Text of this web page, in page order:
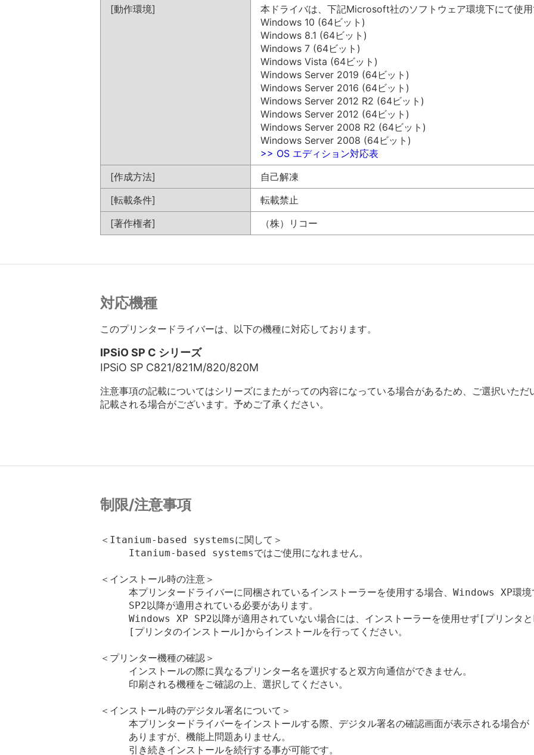
[動作環境]
本ドライバは、下記Microsoft社のソフトウェア環境下にて使用
Windows 10 (64ビット)
Windows 8.1 (64ビット)
Windows 7 (64ビット)
Windows Vista (64ビット)
Windows Server 2019 (64ビット)
Windows Server 2016 (64ビット)
Windows Server 2012 R2 (64ビット)
Windows Server 2012 (64ビット)
Windows Server 2008 R2 (64ビット)
Windows Server 2008 (64ビット)
>> OS エディション対応表
[作成方法]
自己解凍
[転載条件]
転載禁止
[著作権者]
（株）リコー
対応機種
このプリンタードライバーは、以下の機種に対応しております。
IPSiO SP C シリーズ
IPSiO SP C821/821M/820/820M
注意事項の記載についてはシリーズにまたがっての内容になっている場合があるため、ご選択いた
記載される場合がございます。予めご了承ください。
制限/注意事項
＜Itanium-based systemsに関して＞
Itanium-based systemsではご使用になれません。
＜インストール時の注意＞
本プリンタードライバーに同梱されているインストーラーを使用する場合、Windows XP環境
SP2以降が適用されている必要があります。
Windows XP SP2以降が適用されていない場合には、インストーラーを使用せず[プリンタ
[プリンタのインストール]からインストールを行ってください。
＜プリンター機種の確認＞
インストールの際に異なるプリンター名を選択すると双方向通信ができません。
印刷される機種をご確認の上、選択してください。
＜インストール時のデジタル署名について＞
本プリンタードライバーをインストールする際、デジタル署名の確認画面が表示される場合が
ありますが、機能上問題ありません。
引き続きインストールを続行する事が可能です。